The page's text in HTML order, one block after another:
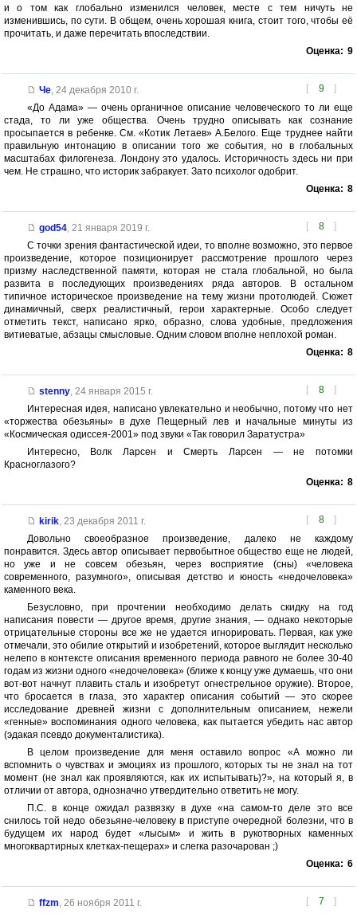
и о том как глобально изменился человек, месте с тем ничуть не
изменившись, по сути. В общем, очень хорошая книга, стоит того, чтобы её
прочитать, и даже перечитать впоследствии.
Оценка: 9
[ 9 ]
Че, 24 декабря 2010 г.
«До Адама» — очень органичное описание человеческого то ли еще
стада, то ли уже общества. Очень трудно описывать как сознание
просыпается в ребенке. См. «Котик Летаев» А.Белого. Еще труднее найти
правильную интонацию в описании того же события, но в глобальных
масштабах филогенеза. Лондону это удалось. Историчность здесь ни при
чем. Не страшно, что историк забракует. Зато психолог одобрит.
Оценка: 8
[ 8 ]
god54, 21 января 2019 г.
С точки зрения фантастической идеи, то вполне возможно, это первое
произведение, которое позиционирует рассмотрение прошлого через
призму наследственной памяти, которая не стала глобальной, но была
развита в последующих произведениях ряда авторов. В остальном
типичное историческое произведение на тему жизни протолюдей. Сюжет
динамичный, сверх реалистичный, герои характерные. Особо следует
отметить текст, написано ярко, образно, слова удобные, предложения
витиеватые, абзацы смысловые. Одним словом вполне неплохой роман.
Оценка: 8
[ 8 ]
stenny, 24 января 2015 г.
Интересная идея, написано увлекательно и необычно, потому что нет
«торжества обезьяны» в духе Пещерный лев и начальные минуты из
«Космическая одиссея-2001» под звуки «Так говорил Заратустра»
Интересно, Волк Ларсен и Смерть Ларсен — не потомки
Красноглазого?
Оценка: 8
[ 8 ]
kirik, 23 декабря 2011 г.
Довольно своеобразное произведение, далеко не каждому
понравится. Здесь автор описывает первобытное общество еще не людей,
но уже и не совсем обезьян, через восприятие (сны) «человека
современного, разумного», описывая детство и юность «недочеловека»
каменного века.
Безусловно, при прочтении необходимо делать скидку на год
написания повести — другое время, другие знания, — однако некоторые
отрицательные стороны все же не удается игнорировать. Первая, как уже
отмечали, это обилие открытий и изобретений, которое выглядит несколько
нелепо в контексте описания временного периода равного не более 30-40
годам из жизни одного «недочеловека» (ближе к концу уже думаешь, что они
вот-вот начнут плавить сталь и изобретут огнестрельное оружие). Второе,
что бросается в глаза, это характер описания событий — это скорее
исследование древней жизни с дополнительным описанием, нежели
«генные» воспоминания одного человека, как пытается убедить нас автор
(эдакая псевдо документалистика).
В целом произведение для меня оставило вопрос «А можно ли
вспомнить о чувствах и эмоциях из прошлого, которых ты не знал на тот
момент (не знал как проявляются, как их испытывать)?», на который я, в
отличии от автора, однозначно утвердительно ответить не могу.
П.С. в конце ожидал развязку в духе «на самом-то деле это все
снилось той недо обезьяне-человеку в приступе очередной болезни, что в
будущем их народ будет «лысым» и жить в рукотворных каменных
многоквартирных клетках-пещерах» и слегка разочарован ;)
Оценка: 6
[ 7 ]
ffzm, 26 ноября 2011 г.